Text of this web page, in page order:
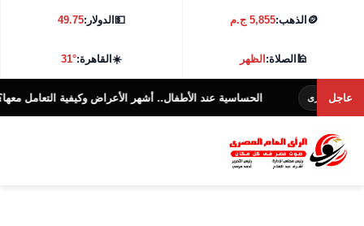
🪙 الذهب:5,855 ج.م 💵الدولار:49.75
🕌الصلاة:الظهر ☀️القاهرة:31°
عاجل
الحساسية عند الأطفال.. أشهر الأعراض وكيفية التعامل معها؟ الرأى العام المصرى